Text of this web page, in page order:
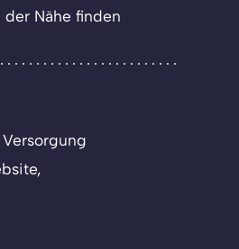
Nähe finden